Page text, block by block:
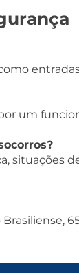
um
situações